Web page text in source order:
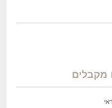
מקבלים